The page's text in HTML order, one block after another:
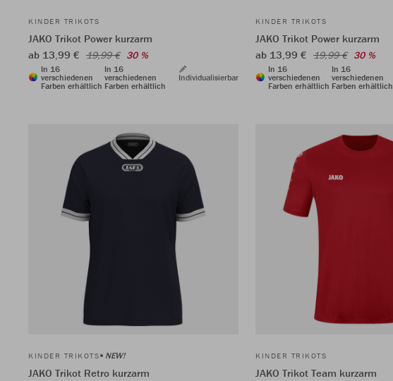
KINDER TRIKOTS
JAKO Trikot Power kurzarm
ab 13,99 € 19,99 € 30 %
In 16
verschiedenen
Farben erhältlich
In 16
verschiedenen
Farben erhältlich
Individualisierbar
KINDER TRIKOTS
JAKO Trikot Power kurzarm
ab 13,99 € 19,99 € 30 %
In 16
verschiedenen
Farben erhältlich
In 16
verschiedenen
Farben erhältlich
KINDER TRIKOTS NEW!
JAKO Trikot Retro kurzarm
KINDER TRIKOTS
JAKO Trikot Team kurzarm